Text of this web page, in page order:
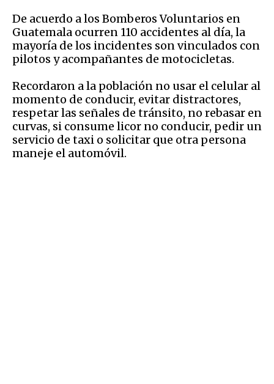
De acuerdo a los Bomberos Voluntarios en
Guatemala ocurren 110 accidentes al día, la
mayoría de los incidentes son vinculados con
pilotos y acompañantes de motocicletas.
Recordaron a la población no usar el celular al
momento de conducir, evitar distractores,
respetar las señales de tránsito, no rebasar en
curvas, si consume licor no conducir, pedir un
servicio de taxi o solicitar que otra persona
maneje el automóvil.